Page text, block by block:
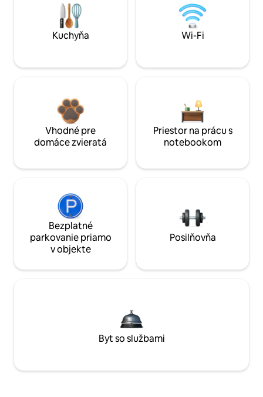
Kuchyňa Wi-Fi
Vhodné pre
domáce zvieratá
Priestor na prácu s
notebookom
Bezplatné
parkovanie priamo
v objekte
Posilňovňa
Byt so službami